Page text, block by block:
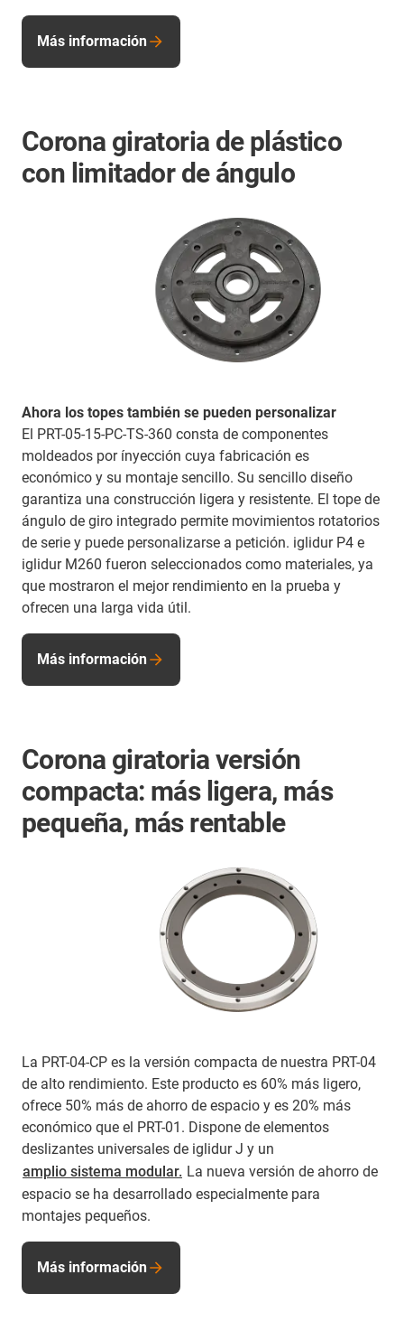
Más información
Corona giratoria de plástico
con limitador de ángulo
Ahora los topes también se pueden personalizar
El PRT-05-15-PC-TS-360 consta de componentes
moldeados por ínyección cuya fabricación es
económico y su montaje sencillo. Su sencillo diseño
garantiza una construcción ligera y resistente. El tope de
ángulo de giro integrado permite movimientos rotatorios
de serie y puede personalizarse a petición. iglidur P4 e
iglidur M260 fueron seleccionados como materiales, ya
que mostraron el mejor rendimiento en la prueba y
ofrecen una larga vida útil.
Más información
Corona giratoria versión
compacta: más ligera, más
pequeña, más rentable
La PRT-04-CP es la versión compacta de nuestra PRT-04
de alto rendimiento. Este producto es 60% más ligero,
ofrece 50% más de ahorro de espacio y es 20% más
económico que el PRT-01. Dispone de elementos
deslizantes universales de iglidur J y un
amplio sistema modular. La nueva versión de ahorro de
espacio se ha desarrollado especialmente para
montajes pequeños.
Más información